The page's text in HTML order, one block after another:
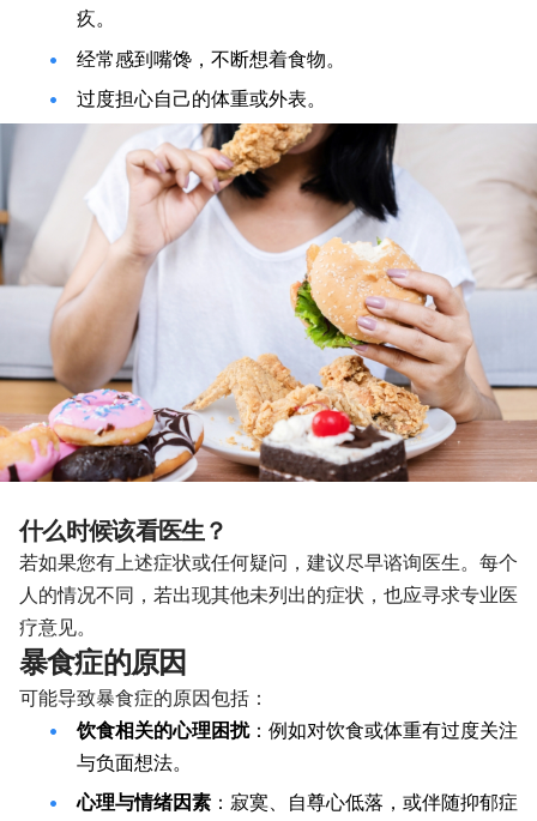
疚。
经常感到嘴馋，不断想着食物。
过度担心自己的体重或外表。
什么时候该看医生？
若如果您有上述症状或任何疑问，建议尽早谘询医生。每个
人的情况不同，若出现其他未列出的症状，也应寻求专业医
疗意见。
暴食症的原因
可能导致暴食症的原因包括：
饮食相关的心理困扰：例如对饮食或体重有过度关注
与负面想法。
心理与情绪因素 ：寂寞、自尊心低落，或伴随抑郁症